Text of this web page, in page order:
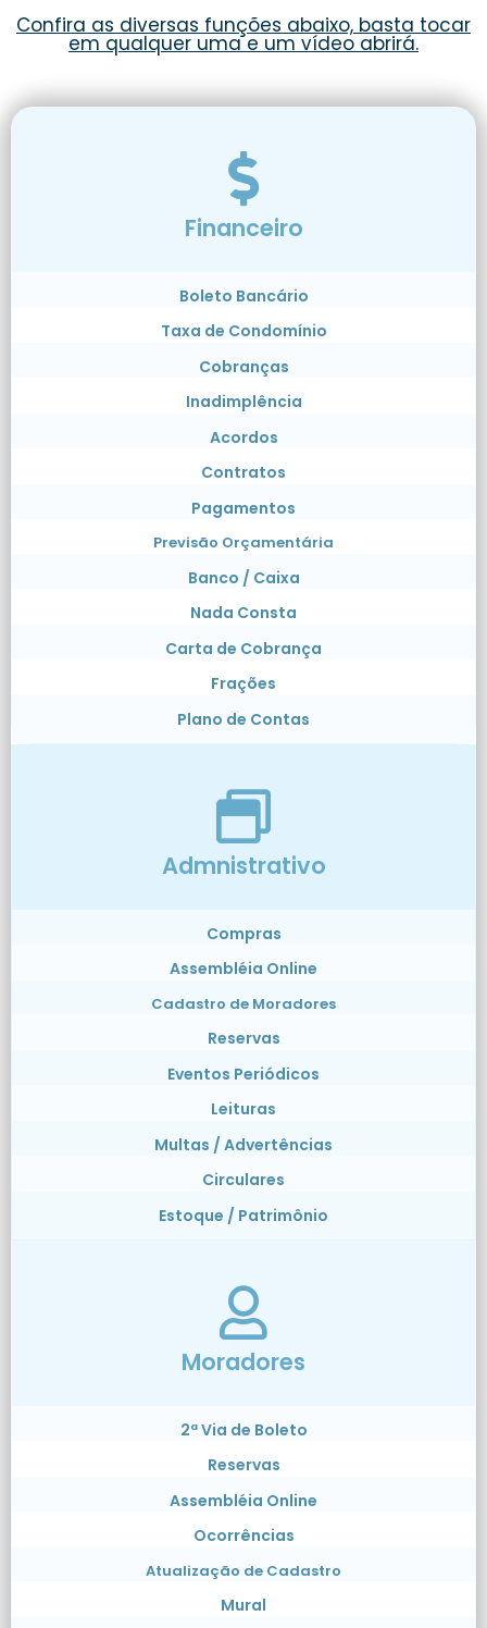
Confira as diversas funções abaixo, basta tocar
em qualquer uma e um vídeo abrirá.
Financeiro
Boleto Bancário
Taxa de Condomínio
Cobranças
Inadimplência
Acordos
Contratos
Pagamentos
Previsão Orçamentária
Banco / Caixa
Nada Consta
Carta de Cobrança
Frações
Plano de Contas
Admnistrativo
Compras
Assembléia Online
Cadastro de Moradores
Reservas
Eventos Periódicos
Leituras
Multas / Advertências
Circulares
Estoque / Patrimônio
Moradores
2ª Via de Boleto
Reservas
Assembléia Online
Ocorrências
Atualização de Cadastro
Mural